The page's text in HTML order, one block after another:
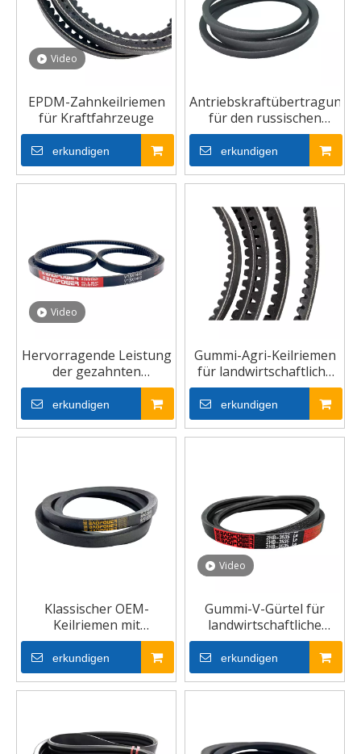
Video
EPDM-Zahnkeilriemen
für Kraftfahrzeuge
erkundigen
für den russischen
Markt
erkundigen
Video
Hervorragende Leistung
der gezahnten
Schmalkeilriemen RMA
erkundigen
Gummi-Agri-Keilriemen
für landwirtschaftliche
Maschinen
erkundigen
Klassischer OEM-
Keilriemen mit
umwickeltem
Riemenantrieb
erkundigen
Video
Gummi-V-Gürtel für
landwirtschaftliche
Erntemaschinen
erkundigen